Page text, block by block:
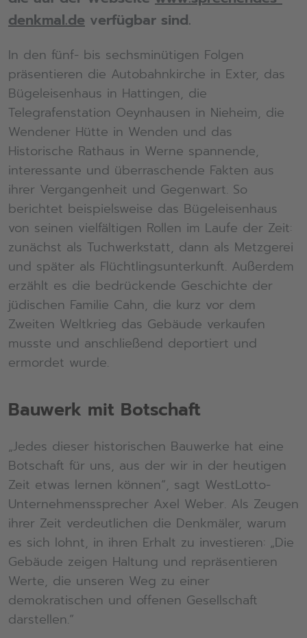
denkmal.de verfügbar sind.
In den fünf- bis sechsminütigen Folgen
präsentieren die Autobahnkirche in Exter, das
Bügeleisenhaus in Hattingen, die
Telegrafenstation Oeynhausen in Nieheim, die
Wendener Hütte in Wenden und das
Historische Rathaus in Werne spannende,
interessante und überraschende Fakten aus
ihrer Vergangenheit und Gegenwart. So
berichtet beispielsweise das Bügeleisenhaus
von seinen vielfältigen Rollen im Laufe der Zeit:
zunächst als Tuchwerkstatt, dann als Metzgerei
und später als Flüchtlingsunterkunft. Außerdem
erzählt es die bedrückende Geschichte der
jüdischen Familie Cahn, die kurz vor dem
Zweiten Weltkrieg das Gebäude verkaufen
musste und anschließend deportiert und
ermordet wurde.
Bauwerk mit Botschaft
„Jedes dieser historischen Bauwerke hat eine
Botschaft für uns, aus der wir in der heutigen
Zeit etwas lernen können“, sagt WestLotto-
Unternehmenssprecher Axel Weber. Als Zeugen
ihrer Zeit verdeutlichen die Denkmäler, warum
es sich lohnt, in ihren Erhalt zu investieren: „Die
Gebäude zeigen Haltung und repräsentieren
Werte, die unseren Weg zu einer
demokratischen und offenen Gesellschaft
darstellen.“